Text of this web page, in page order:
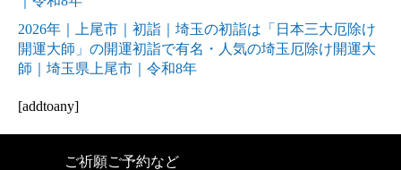
2026年｜上尾市｜初詣｜埼玉の初詣は「日本三大厄除け
開運大師」の開運初詣で有名・人気の埼玉厄除け開運大
師｜埼玉県上尾市｜令和8年
[addtoany]
ご祈願ご予約など